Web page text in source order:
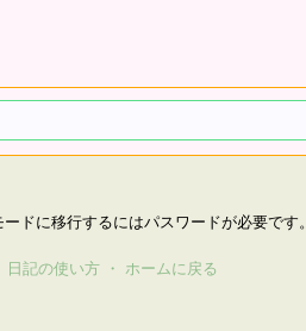
ドに移行するにはパスワードが必要です。
日記の使い方 ・ ホームに戻る